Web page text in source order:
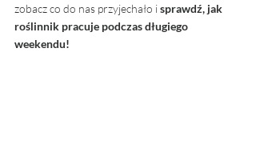
zobacz co do nas przyjechało i sprawdź, jak
roślinnik pracuje podczas długiego
weekendu!